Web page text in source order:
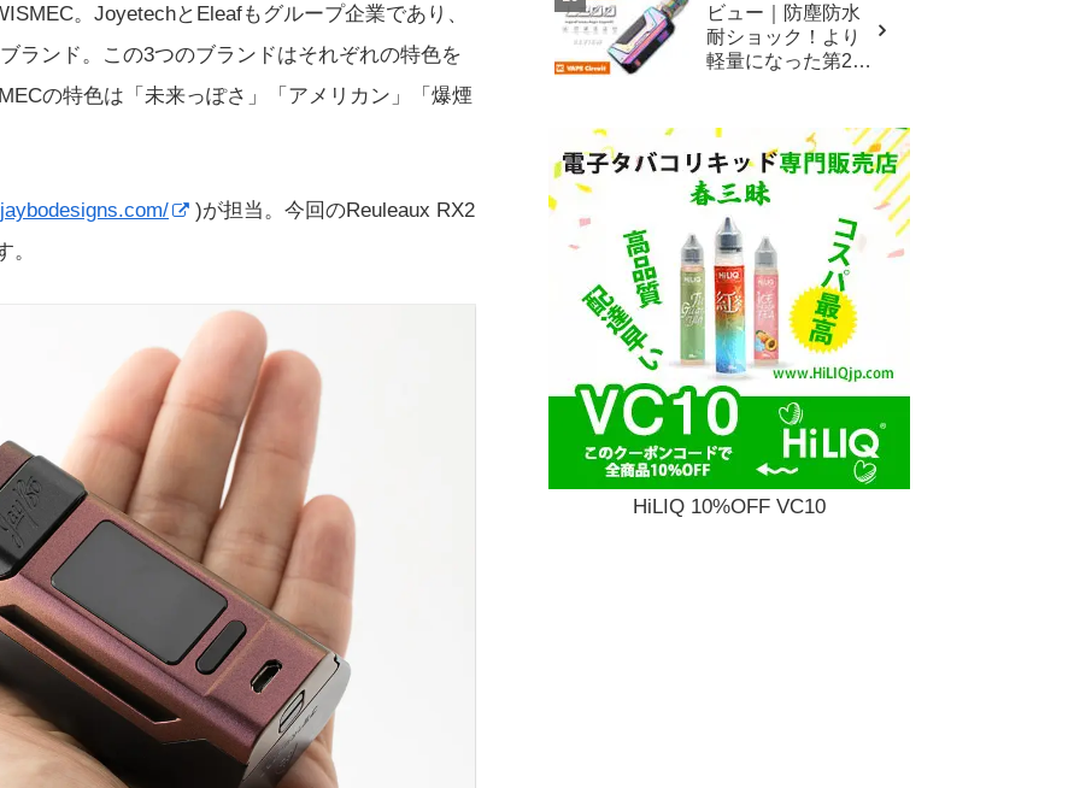
。JoyetechとEleafもグループ企業であり、
ランド。この3つのブランドはそれぞれの特色を
の特色は「未来っぽさ」「アメリカン」「爆煙
)が担当。今回のReuleaux RX2
ビュー｜防塵防水
耐ショック！より
軽量になった第2世
HiLIQ 10%OFF VC10